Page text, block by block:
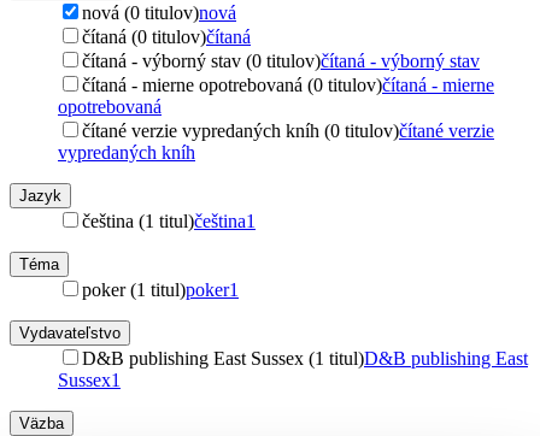
nová (0 titulov)nová
čítaná (0 titulov)čítaná
čítaná - výborný stav (0 titulov)čítaná - výborný stav
čítaná - mierne opotrebovaná (0 titulov)čítaná - mierne
opotrebovaná
čítané verzie vypredaných kníh (0 titulov)čítané verzie
vypredaných kníh
Jazyk
čeština (1 titul)čeština1
Téma
poker (1 titul)poker1
Vydavateľstvo
D&B publishing East Sussex (1 titul)D&B publishing East
Sussex1
Väzba